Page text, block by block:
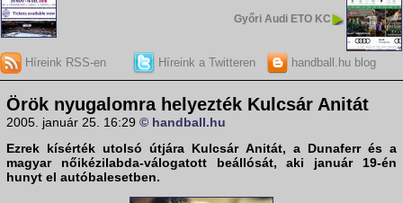
Győri Audi ETO KC
Híreink RSS-en Híreink a Twitteren handball.hu blog
Örök nyugalomra helyezték Kulcsár Anitát
2005. január 25. 16:29 © handball.hu
Ezrek kísérték utolsó útjára Kulcsár Anitát, a Dunaferr és a
magyar nőikézilabda-válogatott beállósát, aki január 19-én
hunyt el autóbalesetben.